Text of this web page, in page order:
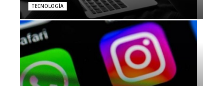
TECNOLOGÍA